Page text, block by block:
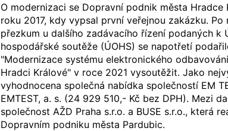
O modernizaci se Dopravní podnik města Hradce
roku 2017, kdy vypsal první veřejnou zakázku. Po
přezkum u dalšího zadávacího řízení podaných k
hospodářské soutěže (ÚOHS) se napotřetí
"Modernizace systému elektronického
Hradci Králové" v roce 2021 vysoutěžit. Jako
vyhodnocena společná nabídka společností EM
EMTEST, a. s. (24 929 510,- Kč bez DPH). Mezi
společnost AŽD Praha s.r.o. a BUSE s.r.o., která
Dopravním podniku města Pardubic.